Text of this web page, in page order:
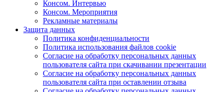
Консом. Интервью
Консом. Мероприятия
Рекламные материалы
Защита данных
Политика конфиденциальности
Политика использования файлов cookie
Согласие на обработку персональных данных
пользователя сайта при скачивании презентации
Согласие на обработку персональных данных
пользователя сайта при оставлении отзыва